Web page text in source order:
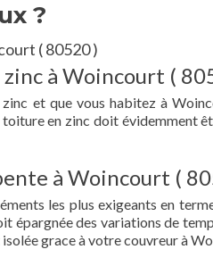
?
( 80520 )
à Woincourt (
et que vous habitez à
en zinc doit évidemment
à Woincourt (
les plus exigeants en
épargnée des variations de
grace à votre couvreur à